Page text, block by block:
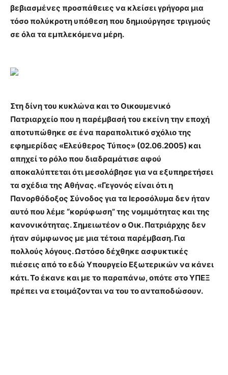
βεβιασμένες προσπάθειες να κλείσει γρήγορα μια
τόσο πολύκροτη υπόθεση που δημιούργησε τριγμούς
σε όλα τα εμπλεκόμενα μέρη.
Στη δίνη του κυκλώνα και το Οικουμενικό
Πατριαρχείο που η παρέμβασή του εκείνη την εποχή
αποτυπώθηκε σε ένα παραπολιτικό σχόλιο της
εφημερίδας «Ελεύθερος Τύπος» (02.06.2005) και
απηχεί το ρόλο που διαδραμάτισε αφού
αποκαλύπτεται ότι μεσολάβησε για να εξυπηρετήσει
τα σχέδια της Αθήνας. «Γεγονός είναι ότι η
Πανορθόδοξος Σύνοδος για τα Ιεροσόλυμα δεν ήταν
αυτό που λέμε “κορύφωση” της νομιμότητας και της
κανονικότητας. Σημειωτέον ο Οικ. Πατριάρχης δεν
ήταν σύμφωνος με μια τέτοια παρέμβαση. Για
πολλούς λόγους. Ωστόσο δέχθηκε ασφυκτικές
πιέσεις από το εδώ Υπουργείο Εξωτερικών να κάνει
κάτι. Το έκανε και με το παραπάνω, οπότε στο ΥΠΕΞ
πρέπει να ετοιμάζονται να του το ανταποδώσουν.